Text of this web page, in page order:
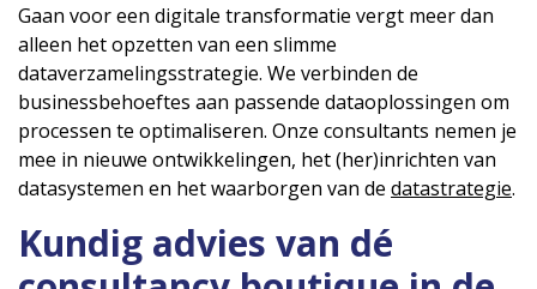
Gaan voor een digitale transformatie vergt meer dan
alleen het opzetten van een slimme
dataverzamelingsstrategie. We verbinden de
businessbehoeftes aan passende dataoplossingen om
processen te optimaliseren. Onze consultants nemen je
mee in nieuwe ontwikkelingen, het (her)inrichten van
datasystemen en het waarborgen van de datastrategie.
Kundig advies van dé